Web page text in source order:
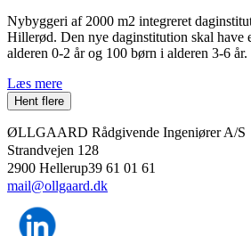
Nybyggeri af 2000 m2 integreret
Hillerød. Den nye daginstitution skal have
alderen 0-2 år og 100 børn i alderen 3-6 år.
Læs mere
ØLLGAARD Rådgivende Ingeniører A/S
Strandvejen 128
2900 Hellerup39 61 01 61
mail@ollgaard.dk